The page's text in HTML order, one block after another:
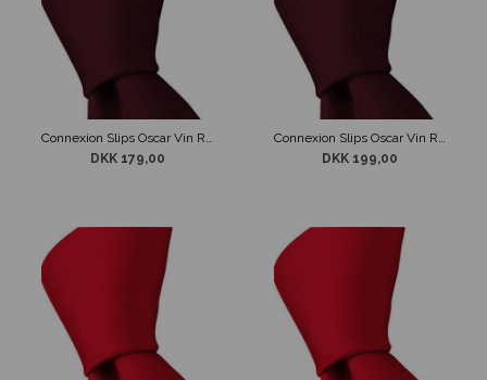
Connexion Slips Oscar Vin Rød 5cm
DKK 179,00
Connexion Slips Oscar Vin Rød 7cm
DKK 199,00